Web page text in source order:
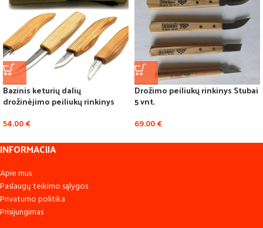
Bazinis keturių dalių
drožinėjimo peiliukų rinkinys
54.00€
Drožimo peiliukų rinkinys Stubai
5 vnt.
69.00€
INFORMACIJA
Apie mus
Paslaugų teikimo sąlygos
Privatumo politika
Prisijungimas